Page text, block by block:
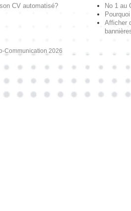
CV automatisé?
No 1 au
Afficher
Communication 2026